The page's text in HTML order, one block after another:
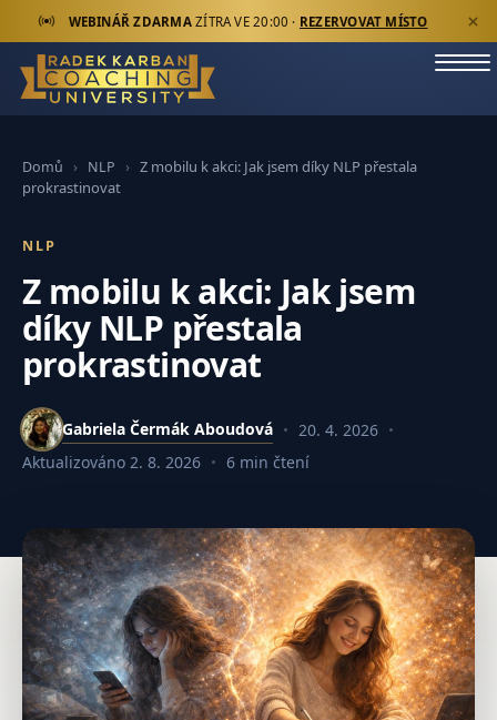
WEBINÁŘ ZDARMAZÍTRA VE 20:00 · REZERVOVAT MÍSTO
Domů › NLP › Z mobilu k akci: Jak jsem díky NLP přestala
prokrastinovat
NLP
Z mobilu k akci: Jak jsem
díky NLP přestala
prokrastinovat
Gabriela Čermák Aboudová
20. 4. 2026
Aktualizováno 2. 8. 2026 6 min čtení